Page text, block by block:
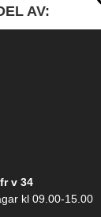
AV:
v 34
kl 09.00-15.00